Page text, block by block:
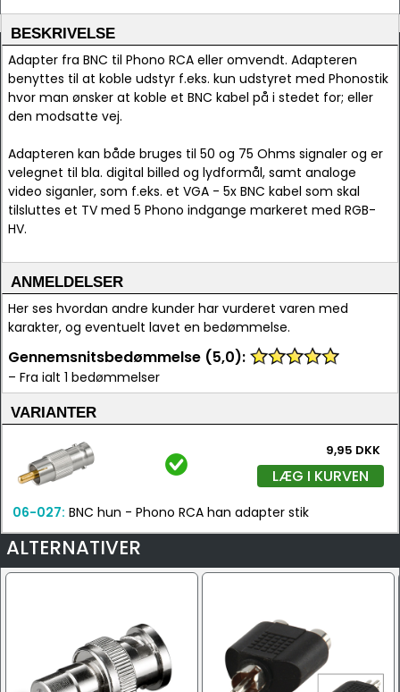
BESKRIVELSE
Adapter fra BNC til Phono RCA eller omvendt. Adapteren
benyttes til at koble udstyr f.eks. kun udstyret med Phonostik
hvor man ønsker at koble et BNC kabel på i stedet for; eller
den modsatte vej.
Adapteren kan både bruges til 50 og 75 Ohms signaler og er
velegnet til bla. digital billed og lydformål, samt analoge
video siganler, som f.eks. et VGA - 5x BNC kabel som skal
tilsluttes et TV med 5 Phono indgange markeret med RGB-
HV.
ANMELDELSER
Her ses hvordan andre kunder har vurderet varen med
karakter, og eventuelt lavet en bedømmelse.
Gennemsnitsbedømmelse (5,0):
– Fra ialt 1 bedømmelser
VARIANTER
9,95 DKK
LÆG I KURVEN
06-027: BNC hun - Phono RCA han adapter stik
ALTERNATIVER